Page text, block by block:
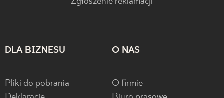
DLA BIZNESU
Pliki do pobrania
O NAS
O firmie